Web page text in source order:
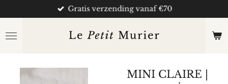
direct
naar
de
Gratis verzending vanaf €70
MINI CLAIRE |